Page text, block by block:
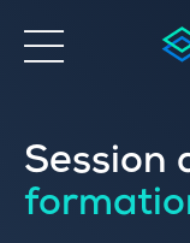
Accessibilité
Session